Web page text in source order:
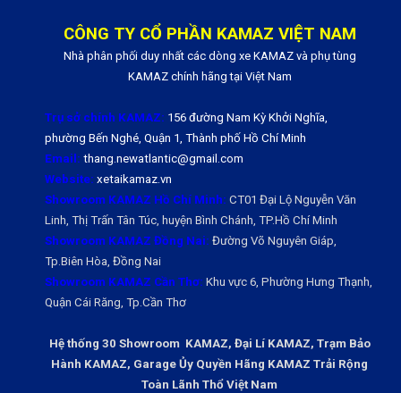
CÔNG TY CỔ PHẦN KAMAZ VIỆT NAM
Nhà phân phối duy nhất các dòng xe KAMAZ và phụ tùng
KAMAZ chính hãng tại Việt Nam
Trụ sở chính KAMAZ: 156 đường Nam Kỳ Khởi Nghĩa,
phường Bến Nghé, Quận 1, Thành phố Hồ Chí Minh
Email: thang.newatlantic@gmail.com
Website: xetaikamaz.vn
Showroom KAMAZ Hồ Chí Minh: CT01 Đại Lộ Nguyễn Văn
Linh, Thị Trấn Tân Túc, huyện Bình Chánh, TP.Hồ Chí Minh
Showroom KAMAZ Đồng Nai: Đường Võ Nguyên Giáp,
Tp.Biên Hòa, Đồng Nai
Showroom KAMAZ Cần Thơ: Khu vực 6, Phường Hưng Thạnh,
Quận Cái Răng, Tp.Cần Thơ
Hệ thống 30 Showroom KAMAZ, Đại Lí KAMAZ, Trạm Bảo
Hành KAMAZ, Garage Ủy Quyền Hãng KAMAZ Trải Rộng
Toàn Lãnh Thổ Việt Nam